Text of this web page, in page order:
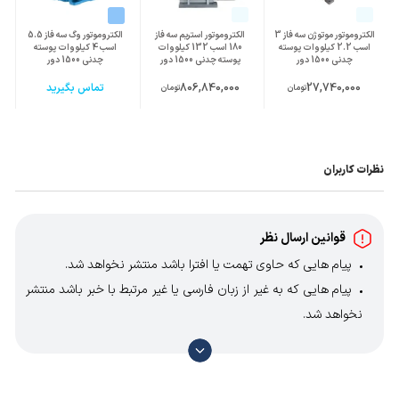
الکتروموتور موتوژن سه فاز 3
اسب 2.2 کیلووات پوسته
چدنی 1500 دور
27,740,000تومان
الکتروموتور استریم سه فاز
180 اسب 132 کیلووات
پوسته چدنی 1500 دور
806,840,000تومان
الکتروموتور وگ سه فاز 5.5
اسب 4 کیلووات پوسته
چدنی 1500 دور
تماس بگیرید
نظرات کاربران
قوانین ارسال نظر
پیام هایی که حاوی تهمت یا افترا باشد منتشر نخواهد شد.
پیام هایی که به غیر از زبان فارسی یا غیر مرتبط با خبر باشد منتشر
نخواهد شد.
با توجه به آن که امکان موافقت یا مخالفت با محتوای نظرات
وجود دارد، معمولا نظراتی که محتوای مشابه دارند، انتشار نمی‌یابند